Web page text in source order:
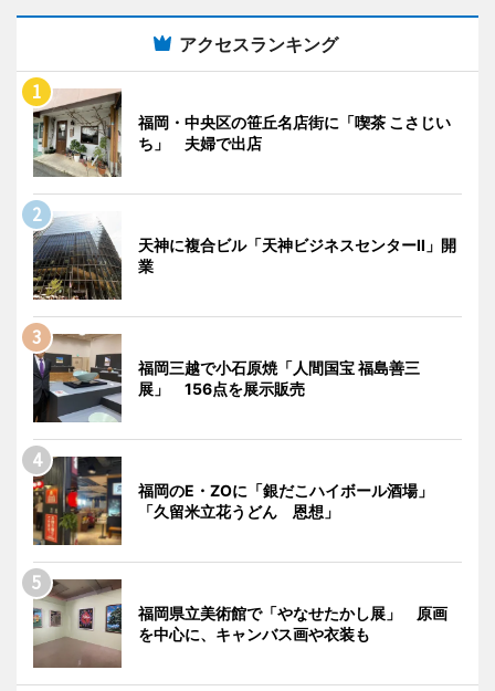
アクセスランキング
福岡・中央区の笹丘名店街に「喫茶 こさじい
ち」 夫婦で出店
天神に複合ビル「天神ビジネスセンターII」開
業
福岡三越で小石原焼「人間国宝 福島善三
展」 156点を展示販売
福岡のE・ZOに「銀だこハイボール酒場」
「久留米立花うどん 恩想」
福岡県立美術館で「やなせたかし展」 原画
を中心に、キャンバス画や衣装も